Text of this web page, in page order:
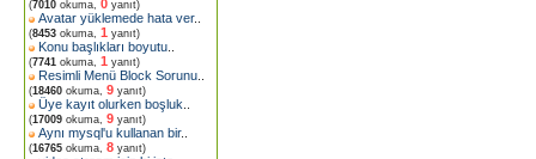
(7010 okuma, 0 yanıt)
Avatar yüklemede hata ver..
(8453 okuma, 1 yanıt)
Konu başlıkları boyutu
(7741 okuma, 1 yanıt)
Resimli Menü Block Sorunu
(18460 okuma, 9 yanıt)
Üye kayıt olurken boşluk
(17009 okuma, 9 yanıt)
Aynı mysql'u kullanan bir..
(16765 okuma, 8 yanıt)